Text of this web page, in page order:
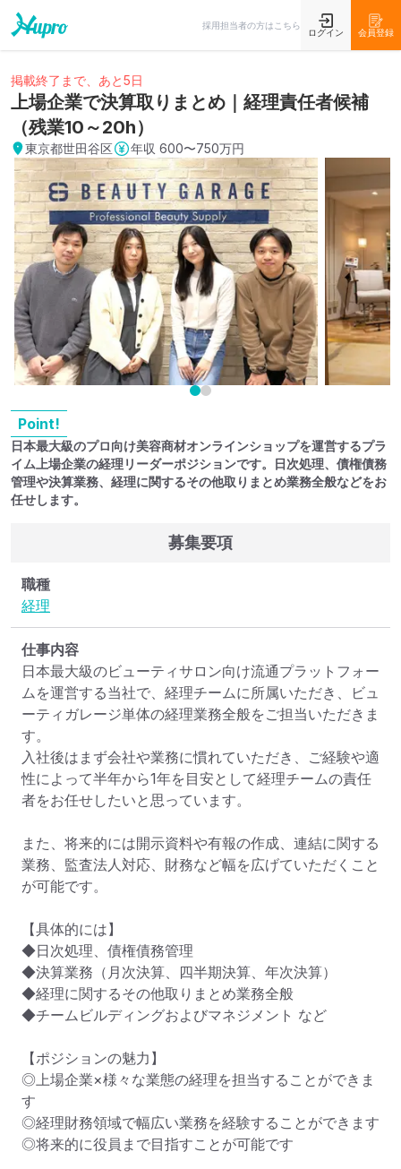
採用担当者の方はこちら
ログイン 会員登録
掲載終了まで、あと5日
上場企業で決算取りまとめ｜経理責任者候補
（残業10～20h）
東京都世田谷区 年収 600〜750万円
Point!
日本最大級のプロ向け美容商材オンラインショップを運営するプラ
イム上場企業の経理リーダーポジションです。日次処理、債権債務
管理や決算業務、経理に関するその他取りまとめ業務全般などをお
任せします。
募集要項
職種
経理
仕事内容
日本最大級のビューティサロン向け流通プラットフォー
ムを運営する当社で、経理チームに所属いただき、ビュ
ーティガレージ単体の経理業務全般をご担当いただきま
す。
入社後はまず会社や業務に慣れていただき、ご経験や適
性によって半年から1年を目安として経理チームの責任
者をお任せしたいと思っています。
また、将来的には開示資料や有報の作成、連結に関する
業務、監査法人対応、財務など幅を広げていただくこと
が可能です。
【具体的には】
◆日次処理、債権債務管理
◆決算業務（月次決算、四半期決算、年次決算）
◆経理に関するその他取りまとめ業務全般
◆チームビルディングおよびマネジメント など
【ポジションの魅力】
◎上場企業×様々な業態の経理を担当することができま
す
◎経理財務領域で幅広い業務を経験することができます
◎将来的に役員まで目指すことが可能です